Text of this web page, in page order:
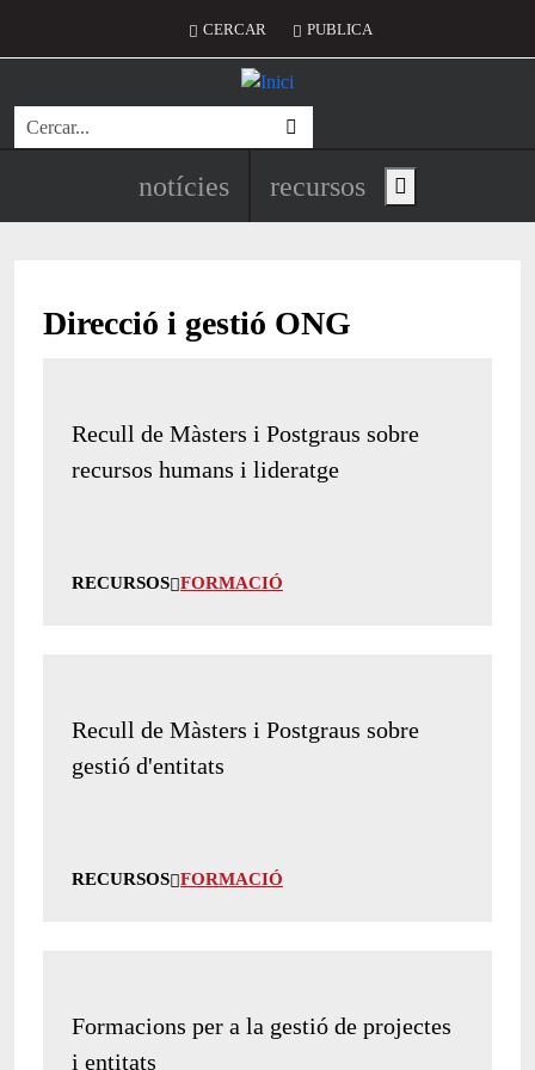
Menú del compte d'usuari
CERCAR PUBLICA
Cerca
Navegació principal de
notícies recursos Show main menu
Direcció i gestió ONG
Recull de Màsters i Postgraus sobre
recursos humans i lideratge
RECURSOS FORMACIÓ
Recull de Màsters i Postgraus sobre
gestió d'entitats
RECURSOS FORMACIÓ
Formacions per a la gestió de projectes
i entitats